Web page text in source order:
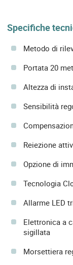
Specifiche
Metodo di
Portata 20
Altezza di
Sensibilità
Reiezione
Opzione di
Tecnologia
Allarme LED
Elettronica a
sigillata
Morsettiera